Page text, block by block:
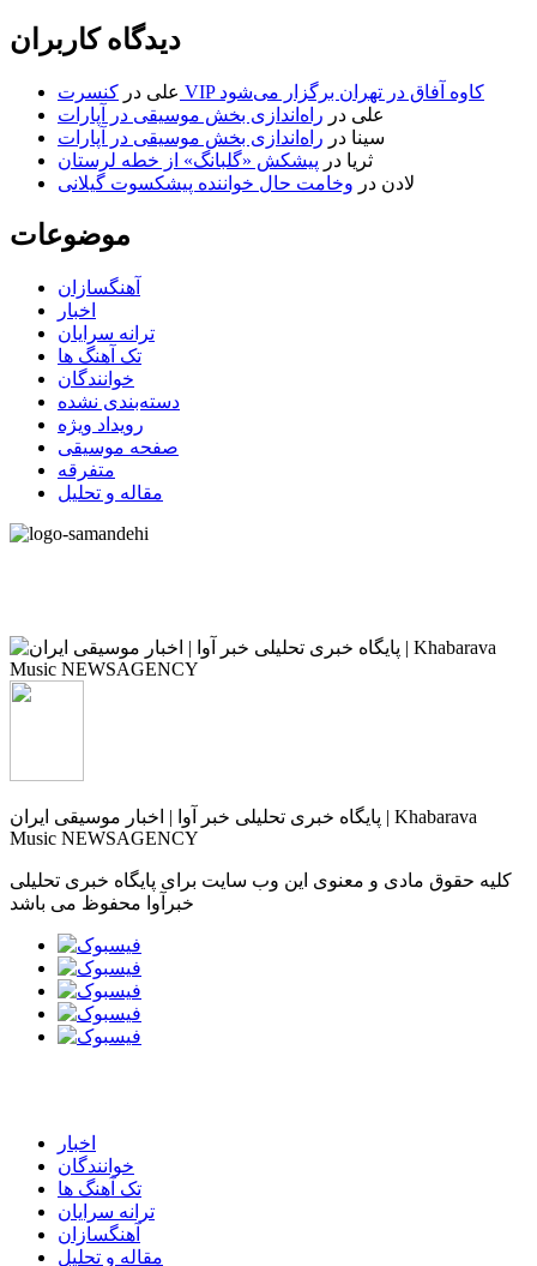
دیدگاه کاربران
علی در
کنسرت VIP کاوه آفاق در تهران برگزار می‌شود
علی در راه‌اندازی بخش موسیقی در آپارات
سینا در راه‌اندازی بخش موسیقی در آپارات
ثریا در پیشکش «گلبانگ» از خطه لرستان
لادن در وخامت حال خواننده پیشکسوت گیلانی
موضوعات
آهنگسازان
اخبار
ترانه سرایان
تک آهنگ ها
خوانندگان
دسته‌بندی نشده
رویداد ویژه
صفحه موسیقی
متفرقه
مقاله و تحلیل
پایگاه خبری تحلیلی خبر آوا | اخبار موسیقی ایران | Khabarava
Music NEWSAGENCY
کلیه حقوق مادی و معنوی این وب سایت برای پایگاه خبری تحلیلی
خبرآوا محفوظ می باشد
اخبار
خوانندگان
تک آهنگ ها
ترانه سرایان
آهنگسازان
مقاله و تحلیل